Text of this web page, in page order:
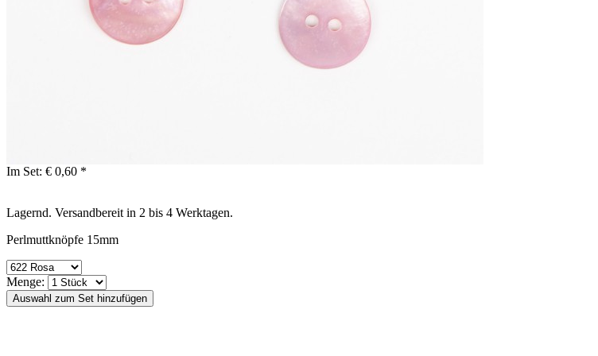
Im Set: € 0,60 *
Lagernd. Versandbereit in 2 bis 4 Werktagen.
Perlmuttknöpfe 15mm
Menge: